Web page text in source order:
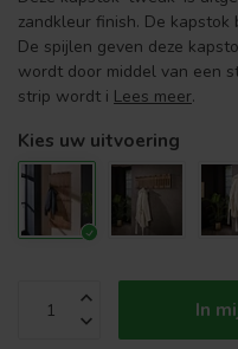
zandkleur finish. De
De spijlen geven deze
wordt door middel van een
strip wordt i Lees meer.
Kies uw uitvoering
In